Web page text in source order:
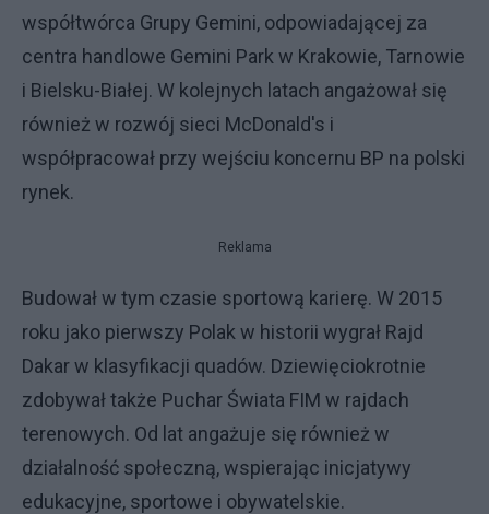
współtwórca Grupy Gemini, odpowiadającej za
centra handlowe Gemini Park w Krakowie, Tarnowie
i Bielsku-Białej. W kolejnych latach angażował się
również w rozwój sieci McDonald's i
współpracował przy wejściu koncernu BP na polski
rynek.
Reklama
Budował w tym czasie sportową karierę. W 2015
roku jako pierwszy Polak w historii wygrał Rajd
Dakar w klasyfikacji quadów. Dziewięciokrotnie
zdobywał także Puchar Świata FIM w rajdach
terenowych. Od lat angażuje się również w
działalność społeczną, wspierając inicjatywy
edukacyjne, sportowe i obywatelskie.